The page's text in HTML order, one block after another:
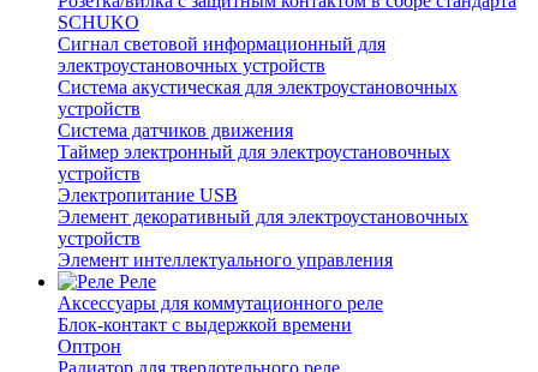
SCHUKO
Сигнал световой информационный для
электроустановочных устройств
Система акустическая для электроустановочных
устройств
Система датчиков движения
Таймер электронный для электроустановочных
устройств
Электропитание USB
Элемент декоративный для электроустановочных
устройств
Элемент интеллектуального управления
Реле
Аксессуары для коммутационного реле
Блок-контакт с выдержкой времени
Оптрон
Радиатор для твердотельного реле